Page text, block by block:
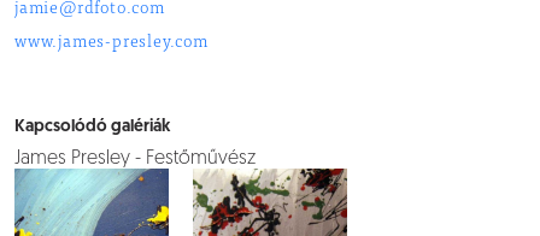
jamie@rdfoto.com
www.james-presley.com
Kapcsolódó galériák
James Presley - Festőművész